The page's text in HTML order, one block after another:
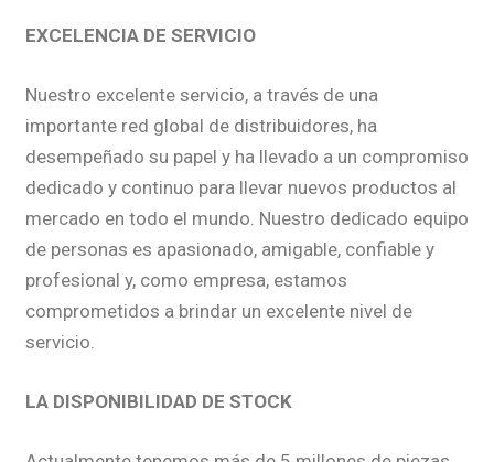
EXCELENCIA DE SERVICIO
Nuestro excelente servicio, a través de una
importante red global de distribuidores, ha
desempeñado su papel y ha llevado a un compromiso
dedicado y continuo para llevar nuevos productos al
mercado en todo el mundo. Nuestro dedicado equipo
de personas es apasionado, amigable, confiable y
profesional y, como empresa, estamos
comprometidos a brindar un excelente nivel de
servicio.
LA DISPONIBILIDAD DE STOCK